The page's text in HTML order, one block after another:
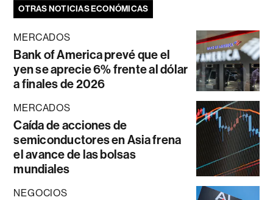
OTRAS NOTICIAS ECONÓMICAS
MERCADOS
Bank of America prevé que el
yen se aprecie 6% frente al dólar
a finales de 2026
MERCADOS
Caída de acciones de
semiconductores en Asia frena
el avance de las bolsas
mundiales
NEGOCIOS